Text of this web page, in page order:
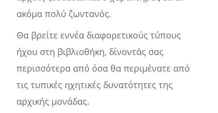
ακόμα πολύ ζωντανός.
Θα βρείτε εννέα διαφορετικούς τύπους
ήχου στη βιβλιοθήκη, δίνοντάς σας
περισσότερα από όσα θα περιμένατε από
τις τυπικές ηχητικές δυνατότητες της
αρχικής μονάδας.